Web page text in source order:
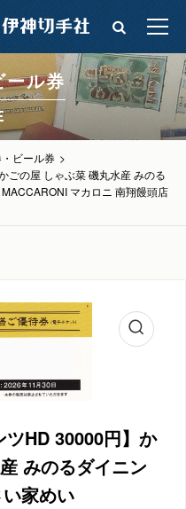
ール券
ビール券 >
ごの屋 しゃぶ菜 磯丸水産 みのる
マカロニ 南翔饅頭店
ツHD 30000円】か
みのるダイニン
家めい